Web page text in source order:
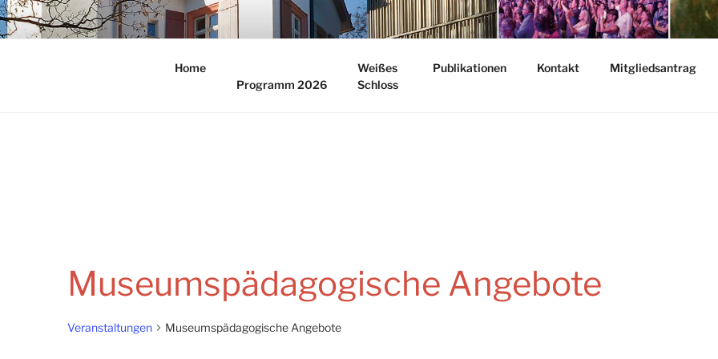
Zum
Inhalt
KULTURFREUNDE
Home
Programm 2026
Weißes
Schloss
Publikationen Kontakt Mitgliedsantrag
Museumspädagogische Angebote
Veranstaltungen Museumspädagogische Angebote